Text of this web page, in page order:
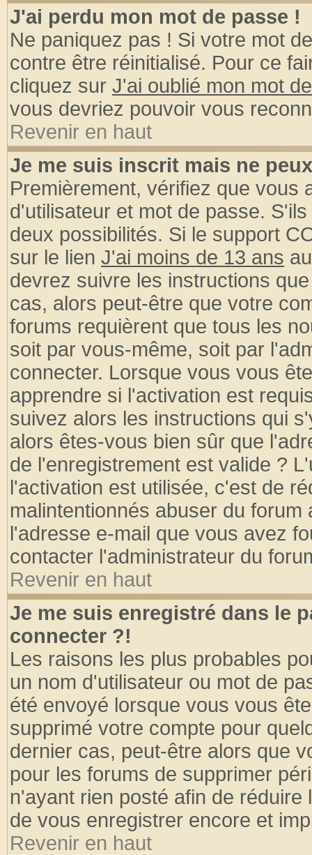
J'ai perdu mon mot de passe !
Ne paniquez pas ! Si votre mot
contre être réinitialisé. Pour ce
cliquez sur J'ai oublié mon mot
vous devriez pouvoir vous
Revenir en haut
Je me suis inscrit mais ne
Premièrement, vérifiez que vous
d'utilisateur et mot de passe.
deux possibilités. Si le support
sur le lien J'ai moins de 13 ans
devrez suivre les instructions
cas, alors peut-être que votre
forums requièrent que tous les
soit par vous-même, soit par
connecter. Lorsque vous vous
apprendre si l'activation est
suivez alors les instructions qui
alors êtes-vous bien sûr que
de l'enregistrement est valide ?
l'activation est utilisée, c'est de
malintentionnés abuser du
l'adresse e-mail que vous avez
contacter l'administrateur du
Revenir en haut
Je me suis enregistré dans le
connecter ?!
Les raisons les plus probables
un nom d'utilisateur ou mot de
été envoyé lorsque vous vous
supprimé votre compte pour
dernier cas, peut-être alors que
pour les forums de supprimer
n'ayant rien posté afin de
de vous enregistrer encore et
Revenir en haut